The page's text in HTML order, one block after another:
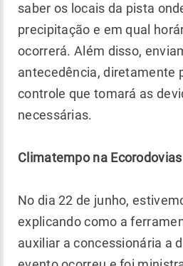
saber os locais da pista
precipitação e em qual
ocorrerá. Além disso,
antecedência, diretamente
controle que tomará as
necessárias.
Climatempo na Ecorodovias
No dia 22 de junho,
explicando como a
auxiliar a concessionária a